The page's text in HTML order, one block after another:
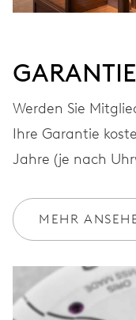
ZIFFERBLATT
ARMBAND
Werden Sie Mitglied bei
kostenlos auf 3 Jahre
MYORIS
Werden Sie
Ihre Garantie
Jahre (je nach
MEHR